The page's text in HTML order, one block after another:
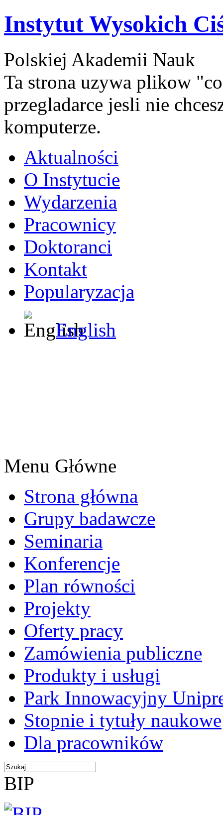
Instytut Wysokich
Polskiej Akademii Nauk
Ta strona uzywa plikow
przegladarce jesli nie
komputerze.
Aktualności
O Instytucie
Wydarzenia
Pracownicy
Doktoranci
Kontakt
Popularyzacja
English
Menu Główne
Strona główna
Grupy badawcze
Seminaria
Konferencje
Plan równości
Projekty
Oferty pracy
Zamówienia publiczne
Produkty i usługi
Park Innowacyjny
Stopnie i tytuły naukowe
Dla pracowników
BIP